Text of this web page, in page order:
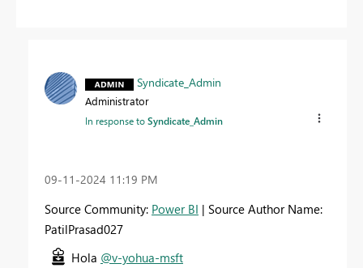
Syndicate_Admin
Administrator
In response toSyndicate_Admin
‎09-11-2024 11:19 PM
Source Community: Power BI | Source Author Name:
PatilPrasad027
Hola @v-yohua-msft